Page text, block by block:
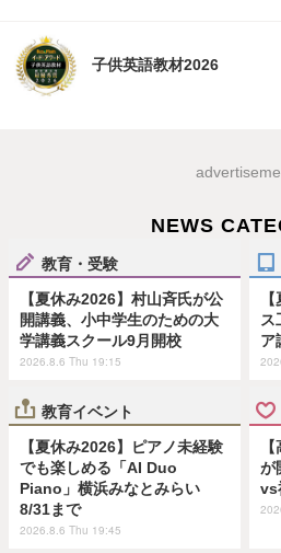
子供英語教材2026
NEWS
教育・受験
【夏休み2026】村山斉氏が公
開講義、小中学生のための大
学講義スクール9月開校
2026.8.6 Thu 19:15
ス
ア
教育イベント
【夏休み2026】ピアノ未経験
でも楽しめる「AI Duo
Piano」横浜みなとみらい
8/31まで
2026.8.6 Thu 19:45
が
vs